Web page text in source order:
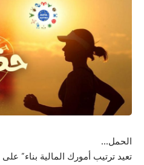
الحمل…
تعيد ترتيب أمورك المالية بناء”